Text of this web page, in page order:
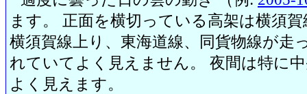
ます。 正面を横切っている高架は横須
横須賀線上り、東海道線、同貨物線が走
れていてよく見えません。 夜間は特に
よく見えます。